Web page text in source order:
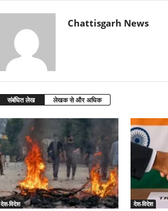
Chattisgarh News
संबंधित लेख लेखक से और अधिक
देश-विदेश देश-विदेश